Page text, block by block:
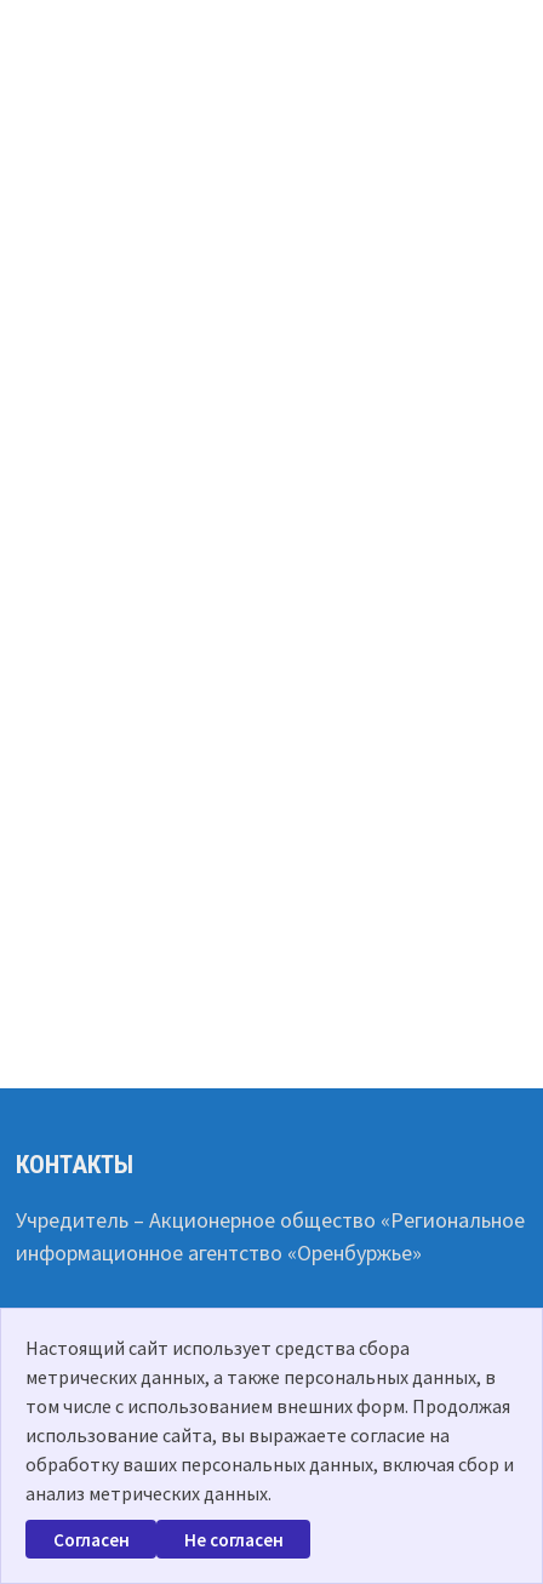
КОНТАКТЫ
Учредитель – Акционерное общество «Региональное
информационное агентство «Оренбуржье»
461980, Оренбургская область, Первомайский район,
посёлок Первомайский, улица Школьная, дом 3.
Телефоны: (835348) 4-15-59, (835348) 4-16-35
E-mail: prichaganie@yandex.ru
Сетевое издание PRICHAGANIE.RU
Настоящий сайт использует средства сбора
метрических данных, а также персональных данных, в
том числе с использованием внешних форм. Продолжая
использование сайта, вы выражаете согласие на
обработку ваших персональных данных, включая сбор и
анализ метрических данных.
Согласен Не согласен